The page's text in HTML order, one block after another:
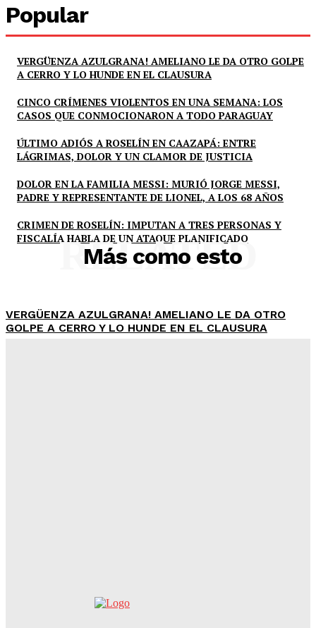
Popular
VERGÜENZA AZULGRANA! AMELIANO LE DA OTRO GOLPE
A CERRO Y LO HUNDE EN EL CLAUSURA
CINCO CRÍMENES VIOLENTOS EN UNA SEMANA: LOS
CASOS QUE CONMOCIONARON A TODO PARAGUAY
ÚLTIMO ADIÓS A ROSELÍN EN CAAZAPÁ: ENTRE
LÁGRIMAS, DOLOR Y UN CLAMOR DE JUSTICIA
DOLOR EN LA FAMILIA MESSI: MURIÓ JORGE MESSI,
PADRE Y REPRESENTANTE DE LIONEL, A LOS 68 AÑOS
CRIMEN DE ROSELÍN: IMPUTAN A TRES PERSONAS Y
FISCALÍA HABLA DE UN ATAQUE PLANIFICADO
Más como esto
RELATED
VERGÜENZA AZULGRANA! AMELIANO LE DA OTRO
GOLPE A CERRO Y LO HUNDE EN EL CLAUSURA